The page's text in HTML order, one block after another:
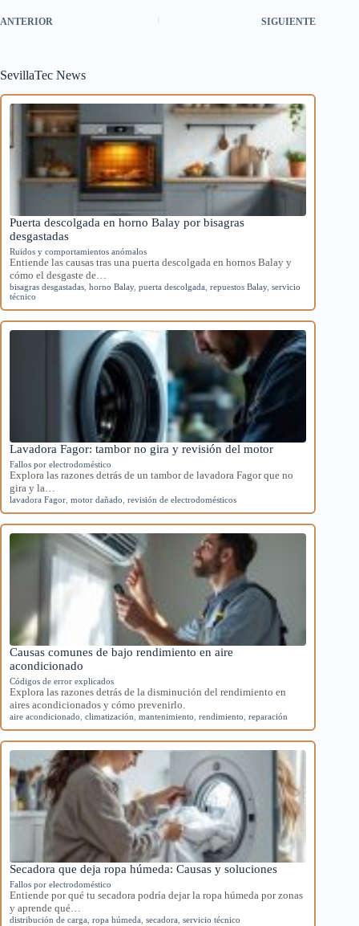
ANTERIOR SIGUIENTE
SevillaTec News
Puerta descolgada en horno Balay por bisagras
desgastadas
Ruidos y comportamientos anómalos
Entiende las causas tras una puerta descolgada en hornos Balay y
cómo el desgaste de…
bisagras desgastadas horno Balay, puerta descolgada repuestos Balay, servicio
técnico
Lavadora Fagor: tambor no gira y revisión del motor
Fallos por electrodoméstico
Explora las razones detrás de un tambor de lavadora Fagor que no
gira y la…
lavadora Fagor motor dañado revisión de electrodomésticos
Causas comunes de bajo rendimiento en aire
acondicionado
Códigos de error explicados
Explora las razones detrás de la disminución del rendimiento en
aires acondicionados y cómo prevenirlo.
aire acondicionado climatización mantenimiento rendimiento reparación
Secadora que deja ropa húmeda: Causas y soluciones
Fallos por electrodoméstico
Entiende por qué tu secadora podría dejar la ropa húmeda por zonas
y aprende qué…
distribución de carga ropa húmeda secadora servicio técnico